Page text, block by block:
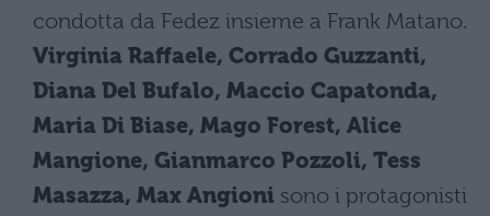
condotta da Fedez insieme a Frank Matano.
Virginia Raffaele, Corrado Guzzanti,
Diana Del Bufalo, Maccio Capatonda,
Maria Di Biase, Mago Forest, Alice
Mangione, Gianmarco Pozzoli, Tess
Masazza, Max Angioni sono i protagonisti